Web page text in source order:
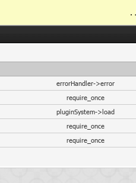
.
errorHandler->error
require_once
pluginSystem->load
require_once
require_once